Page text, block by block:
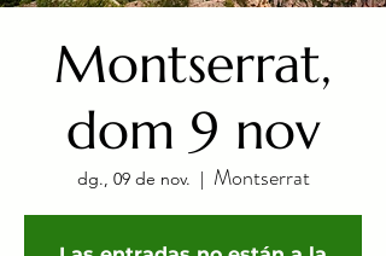
Montserrat,
dom 9 nov
dg., 09 de nov.
  |
Montserrat